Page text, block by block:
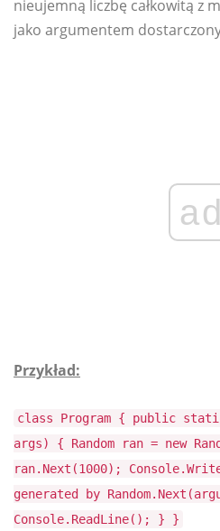
nieujemną liczbę całkowitą z
jako argumentem
ad
Przykład:
class Program { public
args) { Random ran = new
ran.Next(1000);
generated by
Console.ReadLine(); } }